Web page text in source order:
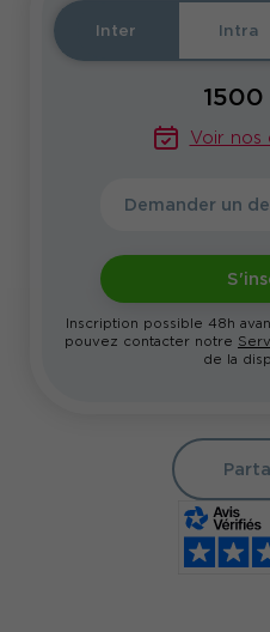
Inter Intra
1500
Voir nos
Demander un
Inscription possible 48h
pouvez contacter notre
de la